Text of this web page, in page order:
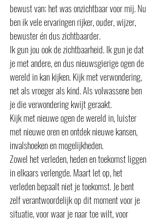
bewust van; het was onzichtbaar voor mij. Nu
ben ik vele ervaringen rijker, ouder, wijzer,
bewuster én dus zichtbaarder.
Ik gun jou ook de zichtbaarheid. Ik gun je dat
je met andere, en dus nieuwsgierige ogen de
wereld in kan kijken. Kijk met verwondering,
net als vroeger als kind. Als volwassene ben
je die verwondering kwijt geraakt.
Kijk met nieuwe ogen de wereld in, luister
met nieuwe oren en ontdek nieuwe kansen,
invalshoeken en mogelijkheden.
Zowel het verleden, heden en toekomst liggen
in elkaars verlengde. Maart let op, het
verleden bepaalt niet je toekomst. Je bent
zelf verantwoordelijk op dit moment voor je
situatie, voor waar je naar toe wilt, voor